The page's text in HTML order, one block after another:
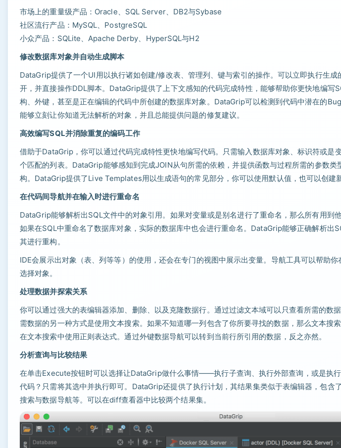
市场上的重量级产品：Oracle、SQL Server、DB2与Sybase
社区流行产品：MySQL、PostgreSQL
小众产品：SQLite、Apache Derby、HyperSQL与H2
修改数据库对象并自动生成脚本
DataGrip提供了一个UI用以执行诸如创建/修改表、管理列、键与索引的操作。可以立即执行生
开，并直接操作DDL脚本。DataGrip提供了上下文感知的代码完成特性，能够帮助你更快地编写
构、外键，甚至是正在编辑的代码中所创建的数据库对象。DataGrip可以检测到代码中潜在的
能够立刻让你知道无法解析的对象，并且总能提供问题的修复建议。
高效编写SQL并消除重复的编码工作
借助于DataGrip，你可以通过代码完成特性更快地编写代码。只需输入数据库对象、标识符或是
个匹配的列表。DataGrip能够感知到完成JOIN从句所需的依赖，并提供函数与过程所需的参数类
构。DataGrip提供了Live Templates用以生成语句的常见部分，你可以使用默认值，也可以创建新
在代码间导航并在输入时进行重命名
DataGrip能够解析出SQL文件中的对象引用。如果对变量或是别名进行了重命名，那么所有用到
如果在SQL中重命名了数据库对象，实际的数据库中也会进行重命名。DataGrip能够正确解析出
其进行重构。
IDE会展示出对象（表、列等等）的使用，还会在专门的视图中展示出变量。导航工具可以帮助
选择对象。
处理数据并探索关系
你可以通过强大的表编辑器添加、删除、以及克隆数据行。通过过滤文本域可以只查看所需的数
需数据的另一种方式是使用文本搜索。如果不知道哪一列包含了你所要寻找的数据，那么文本搜
在文本搜索中使用正则表达式。通过外键数据导航可以转到当前行所引用的数据，反之亦然。
分析查询与比较结果
在单击Execute按钮时可以选择让DataGrip做什么事情——执行子查询、执行外部查询，或是执
代码？只需将其选中并执行即可。DataGrip还提供了执行计划，其结果集类似于表编辑器，包含
搜索与数据导航等。可以在diff查看器中比较两个结果集。